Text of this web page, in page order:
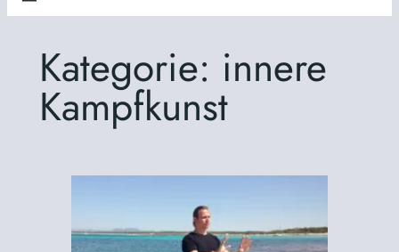
Kategorie: innere
Kampfkunst